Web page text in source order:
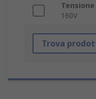
Tensione
160V
Trova